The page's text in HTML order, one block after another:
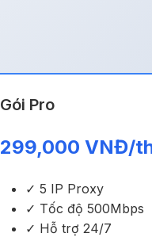
Gói Pro
299,000 VNĐ/
✓ 5 IP Proxy
✓ Tốc độ 500Mbps
✓ Hỗ trợ 24/7